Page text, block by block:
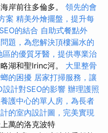
岸前往多倫多。 領先的會
案 精美外燴擺盤，提升每
的結合 自助式餐點外
題，為您解決頂樓漏水的
區的優質牙醫，提供專業治
湖和聖lrinc河。 大里整骨
的困擾 居家打掃服務，讓
設計對SEO的影響 辦理護照
護中心的單人房，為長者
的室內設計圖，完美實現
萬的洛克波特